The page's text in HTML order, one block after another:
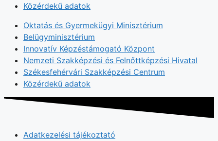
Közérdekű adatok
Oktatás és Gyermekügyi Minisztérium
Belügyminisztérium
Innovatív Képzéstámogató Központ
Nemzeti Szakképzési és Felnőttképzési Hivatal
Székesfehérvári Szakképzési Centrum
Közérdekű adatok
Adatkezelési tájékoztató